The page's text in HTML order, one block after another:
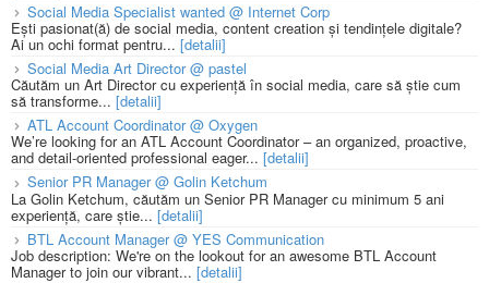
Social Media Specialist wanted @ Internet Corp
Ești pasionat(ă) de social media, content creation și tendințele digitale?
Ai un ochi format pentru... [detalii]
Social Media Art Director @ pastel
Căutăm un Art Director cu experiență în social media, care să știe cum
să transforme... [detalii]
ATL Account Coordinator @ Oxygen
We’re looking for an ATL Account Coordinator – an organized, proactive,
and detail-oriented professional eager... [detalii]
Senior PR Manager @ Golin Ketchum
La Golin Ketchum, căutăm un Senior PR Manager cu minimum 5 ani
experiență, care știe... [detalii]
BTL Account Manager @ YES Communication
Job description: We're on the lookout for an awesome BTL Account
Manager to join our vibrant... [detalii]